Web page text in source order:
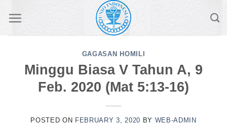
GAGASAN HOMILI
Minggu Biasa V Tahun A, 9
Feb. 2020 (Mat 5:13-16)
POSTED ON FEBRUARY 3, 2020 BY WEB-ADMIN